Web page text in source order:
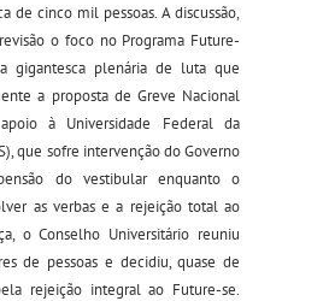
de cinco mil pessoas. A discussão,
o foco no Programa Future-
gigantesca plenária de luta que
a proposta de Greve Nacional
à Universidade Federal da
que sofre intervenção do Governo
do vestibular enquanto o
as verbas e a rejeição total ao
o Conselho Universitário reuniu
de pessoas e decidiu, quase de
rejeição integral ao Future-se.